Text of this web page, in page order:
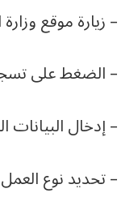
– زيارة موقع
– الضغط على
– إدخال
– تحديد نوع